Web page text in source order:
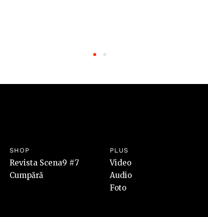
SHOP
Revista Scena9 #7
Cumpără
PLUS
Video
Audio
Foto